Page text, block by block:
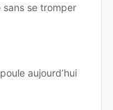
se tromper
aujourd’hui